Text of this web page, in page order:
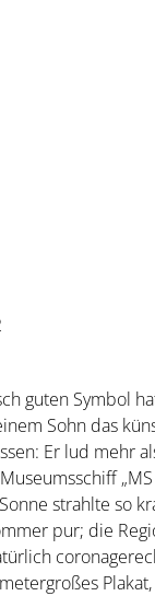
guten Symbol
Sohn das
Er lud mehr
strahlte so
pur; die